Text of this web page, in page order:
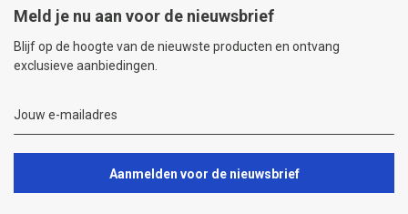
Meld je nu aan voor de nieuwsbrief
Blijf op de hoogte van de nieuwste producten en ontvang
exclusieve aanbiedingen.
Aanmelden voor de nieuwsbrief